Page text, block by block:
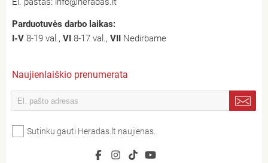
Parduotuvės darbo laikas:
I-V 8-19 val., VI 8-17 val., VII Nedirbame
Naujienlaiškio prenumerata
Sutinku gauti Heradas.lt naujienas.